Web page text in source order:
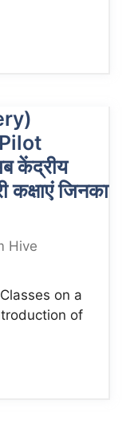
केंद्रीय
कक्षाएं जिनका
Hive
on a
of